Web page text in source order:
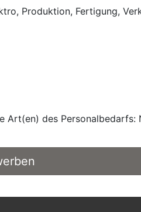
Produktion, Fertigung,
des Personalbedarfs: